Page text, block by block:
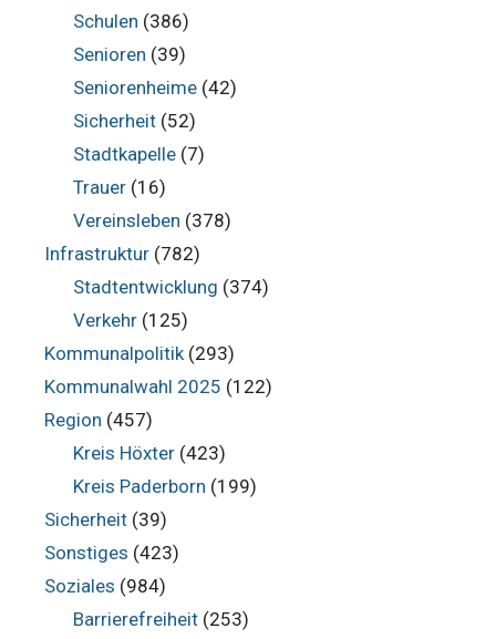
Schulen (386)
Senioren (39)
Seniorenheime(42)
Sicherheit(52)
Stadtkapelle(7)
Trauer(16)
Vereinsleben (378)
Infrastruktur (782)
Stadtentwicklung (374)
Verkehr(125)
Kommunalpolitik (293)
Kommunalwahl 2025 (122)
Region (457)
Kreis Höxter(423)
Kreis Paderborn (199)
Sicherheit (39)
Sonstiges (423)
Soziales (984)
Barrierefreiheit(253)